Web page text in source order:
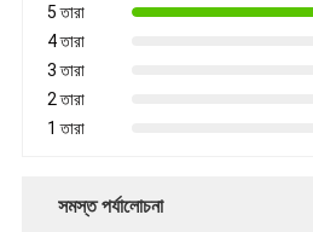
5 তারা
4 তারা
3 তারা
2 তারা
1 তারা
সমস্ত পর্যালোচনা